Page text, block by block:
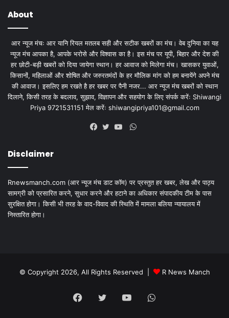
About
आर न्यूज मंचः आर यानि रियल मतलब सही और सटीक खबरों का मंच। वेब दुनिया का यह
न्यूज मंच आपका है, आपके भरोसे और विश्वास का है। इस मंच पर यूपी, बिहार और देश की
हर छोटी-बड़ी खबरों को दिया जायेगा स्थान। हर आवाज को मिलेगा मंच। खासकर युवाओं,
किसानों, महिलाओं और शोषित और जरुरतमंदों के हर मौलिक मांग को हम बनायेंगे अपने मंच
की आवाज। इसलिए हम रखते है हर खबर पर पैनी नजर... आर न्यूज मंच खबरों को स्थान
दिलाने, किसी तरह के बदलाव, सुझाव, विज्ञापन और सहयोग के लिए संपर्क करेंः Shiwangi
Priya 9721531151 मेल करेंः shiwangipriya101@gmail.com
WhatsApp
Disclaimer
Rnewsmanch.com (आर न्यूज मंच डाट काॅम) पर प्रस्तुत हर खबर, लेख और पाठ्य
सामग्री को प्रसारित करने, सुधार करने और हटाने का अधिकार संपादकीय टीम के पास
सुरक्षित होगा। किसी भी तरह के वाद-विवाद की स्थिति में मामला बलिया न्यायालय में
निस्तारित होगा।
© Copyright 2026, All Rights Reserved | R News Manch
Facebook
TwitterYouTubeWhatsApp